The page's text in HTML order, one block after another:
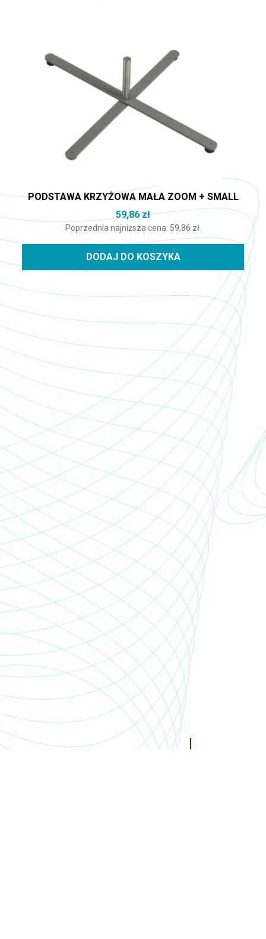
PODSTAWA KRZYŻOWA MAŁA ZOOM + SMALL
59,86zł
Poprzednia najniższa cena: 59,86 zł.
DODAJ DO KOSZYKA